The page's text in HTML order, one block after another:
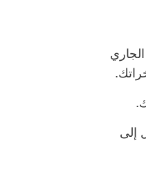
إلى